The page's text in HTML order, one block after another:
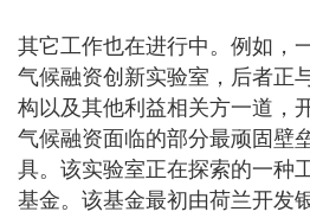
其它工作也在进行中。例如，
气候融资创新实验室，后者正
构以及其他利益相关方一道，
气候融资面临的部分最顽固壁
具。该实验室正在探索的一种
基金。该基金最初由荷兰开发